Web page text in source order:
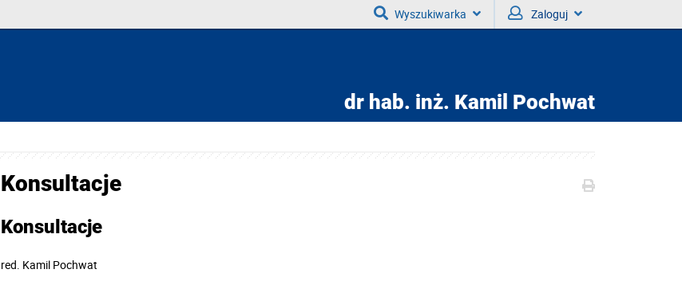
Wyszukiwarka Zaloguj
dr hab. inż. Kamil Pochwat
Konsultacje
Konsultacje
red. Kamil Pochwat